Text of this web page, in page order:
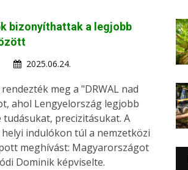
bizonyíthattak a legjobb
2025.06.24.
meg a "DRWAL nad
ahol Lengyelország legjobb
precizitásukat. A
indulókon túl a nemzetközi
meghívást: Magyarországot
Dominik képviselte.